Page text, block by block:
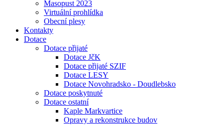
Masopust 2023
Virtuální prohlídka
Obecní plesy
Kontakty
Dotace
Dotace přijaté
Dotace JčK
Dotace přijaté SZIF
Dotace LESY
Dotace Novohradsko - Doudlebsko
Dotace poskytnuté
Dotace ostatní
Kaple Markvartice
Opravy a rekonstrukce budov